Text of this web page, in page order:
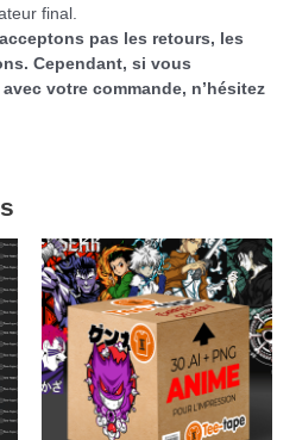
final.
pas les retours, les
Cependant, si vous
votre commande, n’hésitez